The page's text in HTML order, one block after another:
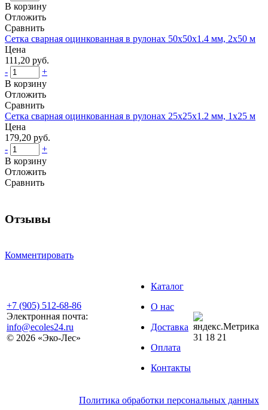
В корзину
Отложить
Сравнить
Сетка сварная оцинкованная в рулонах 50x50x1.4 мм, 2x50 м
Цена
111,20 руб.
-
+
В корзину
Отложить
Сравнить
Сетка сварная оцинкованная в рулонах 25x25x1.2 мм, 1x25 м
Цена
179,20 руб.
-
+
В корзину
Отложить
Сравнить
Отзывы
Комментировать
+7 (905) 512-68-86
Электронная почта:
info@ecoles24.ru
© 2026 «Эко-Лес»
Каталог
О нас
Доставка
Оплата
Контакты
31 18 21
Политика обработки персональных данных